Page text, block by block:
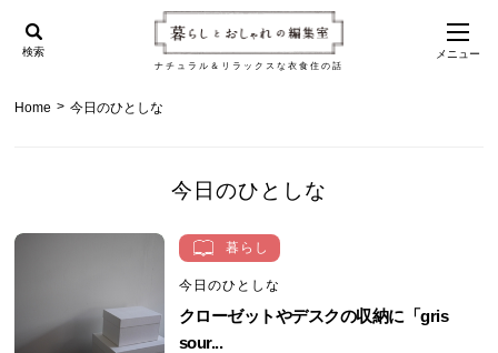
ナチュラル＆リラックスな衣食住の話
検索 メニュー
Home > 今日のひとしな
今日のひとしな
暮らし
今日のひとしな
クローゼットやデスクの収納に「gris
sour...